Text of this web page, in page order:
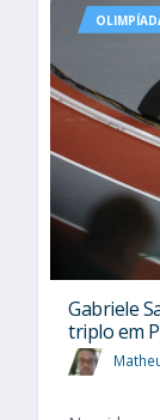
Gabriele
triplo em